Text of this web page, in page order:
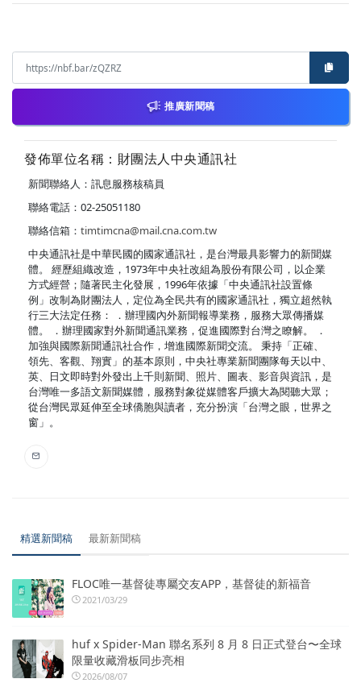
推廣新聞稿
發佈單位名稱：財團法人中央通訊社
新聞聯絡人：訊息服務核稿員
聯絡電話：02-25051180
聯絡信箱： timtimcna@mail.cna.com.tw
中央通訊社是中華民國的國家通訊社，是台灣最具影響力的新聞媒
體。 經歷組織改造，1973年中央社改組為股份有限公司，以企業
方式經營；隨著民主化發展，1996年依據「中央通訊社設置條
例」改制為財團法人，定位為全民共有的國家通訊社，獨立超然執
行三大法定任務： ．辦理國內外新聞報導業務，服務大眾傳播媒
體。 ．辦理國家對外新聞通訊業務，促進國際對台灣之瞭解。 ．
加強與國際新聞通訊社合作，增進國際新聞交流。 秉持「正確、
領先、客觀、翔實」的基本原則，中央社專業新聞團隊每天以中、
英、日文即時對外發出上千則新聞、照片、圖表、影音與資訊，是
台灣唯一多語文新聞媒體，服務對象從媒體客戶擴大為閱聽大眾；
從台灣民眾延伸至全球僑胞與讀者，充分扮演「台灣之眼，世界之
窗」。
精選新聞稿 最新新聞稿
FLOC唯一基督徒專屬交友APP，基督徒的新福音
2021/03/29
huf x Spider-Man 聯名系列 8 月 8 日正式登台〜全球
限量收藏滑板同步亮相
2026/08/07